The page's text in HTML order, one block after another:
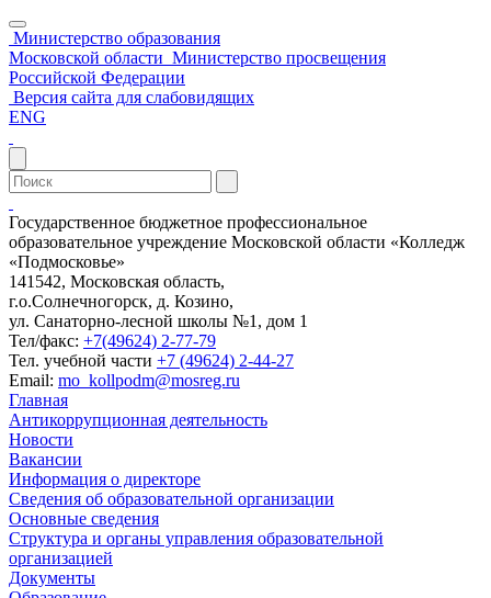
Министерство образования
Московской области Министерство просвещения
Российской Федерации
Версия сайта для слабовидящих
ENG
Государственное бюджетное профессиональное
образовательное учреждение Московской области «Колледж
«Подмосковье»
141542, Московская область,
г.о.Солнечногорск, д. Козино,
ул. Санаторно-лесной школы №1, дом 1
Тел/факс: +7(49624) 2-77-79
Тел. учебной части +7 (49624) 2-44-27
Email: mo_kollpodm@mosreg.ru
Главная
Антикоррупционная деятельность
Новости
Вакансии
Информация о директоре
Сведения об образовательной организации
Основные сведения
Структура и органы управления образовательной
организацией
Документы